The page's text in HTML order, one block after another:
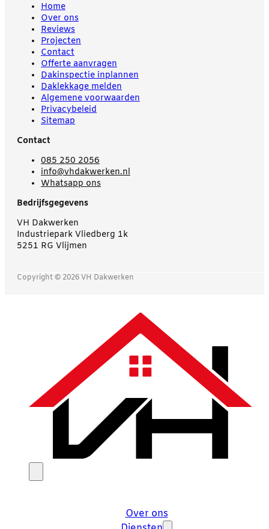
Home
Over ons
Reviews
Projecten
Contact
Offerte aanvragen
Dakinspectie inplannen
Daklekkage melden
Algemene voorwaarden
Privacybeleid
Sitemap
Contact
085 250 2056
info@vhdakwerken.nl
Whatsapp ons
Bedrijfsgegevens
VH Dakwerken
Industriepark Vliedberg 1k
5251 RG Vlijmen
Copyright © 2026 VH Dakwerken
Over ons